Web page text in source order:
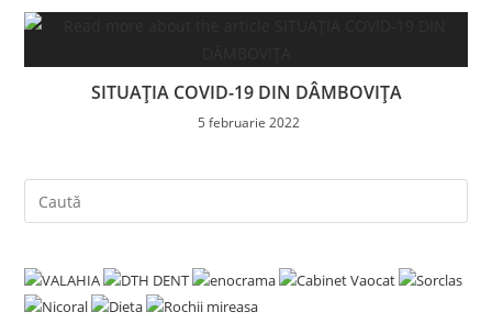
SITUAȚIA COVID-19 DIN DÂMBOVIȚA
5 februarie 2022